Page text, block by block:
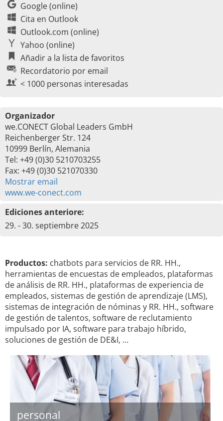
Google (online)
Cita en Outlook
Outlook.com (online)
Yahoo (online)
Añadir a la lista de favoritos
Recordatorio por email
< 1000 personas interesadas
Organizador
we.CONECT Global Leaders GmbH
Reichenberger Str. 124
10999 Berlín, Alemania
Tel: +49 (0)30 5210703255
Fax: +49 (0)30 521070330
Mostrar email
www.we-conect.com
Ediciones anteriore:
29. - 30. septiembre 2025
Productos: chatbots para servicios de RR. HH.,
herramientas de encuestas de empleados, plataformas
de análisis de RR. HH., plataformas de experiencia de
empleados, sistemas de gestión de aprendizaje (LMS),
sistemas de integración de nóminas y RR. HH., software
de gestión de talentos, software de reclutamiento
impulsado por IA, software para trabajo híbrido,
soluciones de gestión de DE&I, …
personal